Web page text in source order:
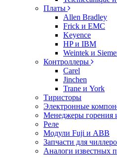
Платы
Allen Bradley
Frick и EMC
Keyence
HP и IBM
Weintek и
Контроллеры
Carel
Jinchen
Trane и York
Тиристоры
Электронные
Менеджеры горения
Реле
Модули Fuji и ABB
Запчасти для
Аналоги известных